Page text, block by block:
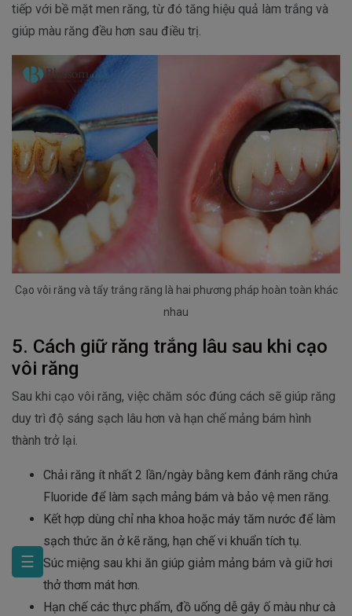
☰
tiếp với bề mặt men răng, từ đó tăng hiệu quả làm trắng và
giúp màu răng đều hơn sau điều trị.
Cạo vôi răng và tẩy trắng răng là hai phương pháp hoàn toàn khác
nhau
5. Cách giữ răng trắng lâu sau khi cạo
vôi răng
Sau khi cạo vôi răng, việc chăm sóc đúng cách sẽ giúp răng
duy trì độ sáng sạch lâu hơn và hạn chế mảng bám hình
thành trở lại.
Chải răng ít nhất 2 lần/ngày bằng kem đánh răng chứa
Fluoride để làm sạch mảng bám và bảo vệ men răng.
Kết hợp dùng chỉ nha khoa hoặc máy tăm nước để làm
sạch thức ăn ở kẽ răng, hạn chế vi khuẩn tích tụ.
Súc miệng sau khi ăn giúp giảm mảng bám và giữ hơi
thở thơm mát hơn.
Hạn chế các thực phẩm, đồ uống dễ gây ố màu như cà